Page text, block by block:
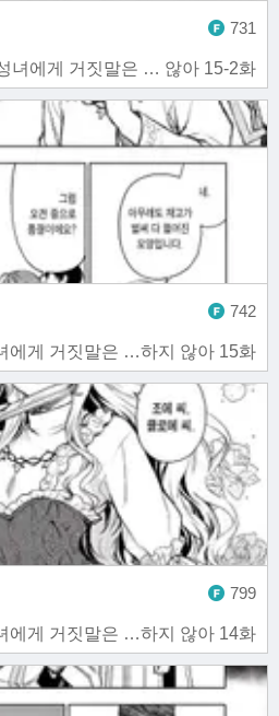
녀에게 거짓말은 … 않아 15-2화
731
에게 거짓말은 …하지 않아 15화
742
에게 거짓말은 …하지 않아 14화
799